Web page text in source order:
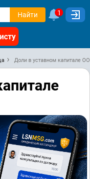
Найти 1
Доли в уставном капитале